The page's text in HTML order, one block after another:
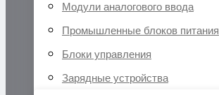
Модули аналогового ввода
Промышленные блоков питания
Блоки управления
Зарядные устройства